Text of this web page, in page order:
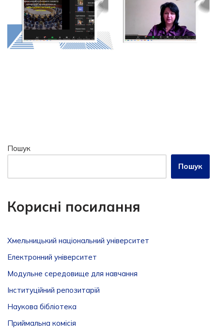
Пошук
Пошук
Корисні посилання
Хмельницький національний університет
Електронний університет
Модульне середовище для навчання
Інституційний репозитарій
Наукова бібліотека
Приймальна комісія